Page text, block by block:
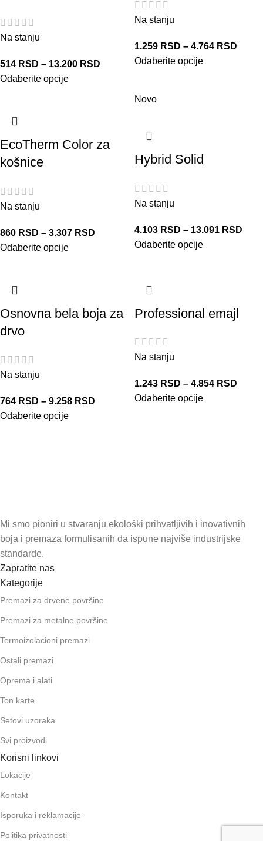
Na stanju
514 RSD – 13.200 RSD
Odaberite opcije
Na stanju
1.259 RSD – 4.764 RSD
Odaberite opcije
EcoTherm Color za
košnice
Na stanju
860 RSD – 3.307 RSD
Odaberite opcije
Novo
Hybrid Solid
Na stanju
4.103 RSD – 13.091 RSD
Odaberite opcije
Osnovna bela boja za
drvo
Na stanju
764 RSD – 9.258 RSD
Odaberite opcije
Professional emajl
Na stanju
1.243 RSD – 4.854 RSD
Odaberite opcije
Mi smo pioniri u stvaranju ekološki prihvatljivih i inovativnih
boja i premaza formulisanih da ispune najviše industrijske
standarde.
Zapratite nas
Kategorije
Premazi za drvene površine
Premazi za metalne površine
Termoizolacioni premazi
Ostali premazi
Oprema i alati
Ton karte
Setovi uzoraka
Svi proizvodi
Korisni linkovi
Lokacije
Kontakt
Isporuka i reklamacije
Politika privatnosti